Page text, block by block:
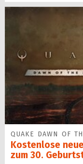
QUAKE DAWN OF
Kostenlose
zum 30.